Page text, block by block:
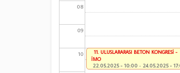
08
09
10
11. ULUSLARARASI BETON KONGRESİ -
İMO
22.05.2025 - 10:00 - 24.05.2025 -